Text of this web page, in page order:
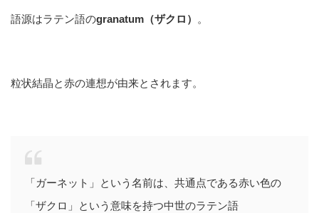
語源はラテン語のgranatum（ザクロ） 。
粒状結晶と赤の連想が由来とされます。
「ガーネット」という名前は、共通点である赤い色の
「ザクロ」という意味を持つ中世のラテン語